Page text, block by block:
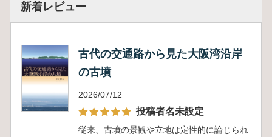
新着レビュー
古代の交通路から見た大阪湾沿岸
の古墳
2026/07/12
投稿者名未設定
従来、古墳の景観や立地は定性的に論じられ